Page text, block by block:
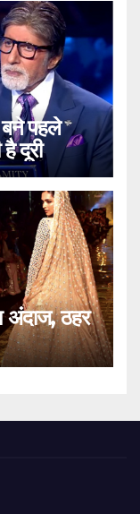
पहले
दूरी
अंदाज, ठहर